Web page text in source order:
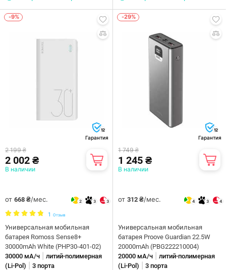
-9%
12
Гарантия
2 199 ₴
2 002 ₴
В наличии
от 668 ₴/мес. 2 3 3
1 Отзыв
Универсальная мобильная
батарея Romoss Sense8+
30000mAh White (PHP30-401-02)
30000 мА/ч
литий-полимерная
(Li-Pol)
3 порта
-29%
12
Гарантия
1 749 ₴
1 245 ₴
В наличии
от 312 ₴/мес. 4 3 4
Универсальная мобильная
батарея Proove Guardian 22.5W
20000mAh (PBG222210004)
20000 мА/ч
литий-полимерная
(Li-Pol)
3 порта